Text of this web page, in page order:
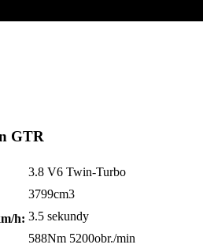
GTR
3.8 V6 Twin-Turbo
3799cm3
h: 3.5 sekundy
588Nm 5200obr./min